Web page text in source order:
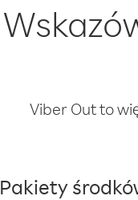
Viber Out to
Pakiety